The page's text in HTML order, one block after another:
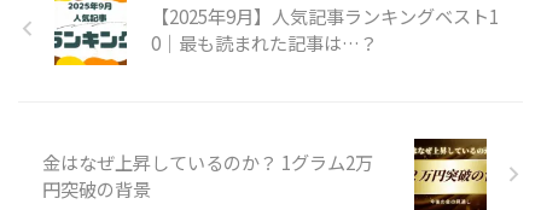
【2025年9月】人気記事ランキングベスト1
0｜最も読まれた記事は…？
金はなぜ上昇しているのか？ 1グラム2万
円突破の背景